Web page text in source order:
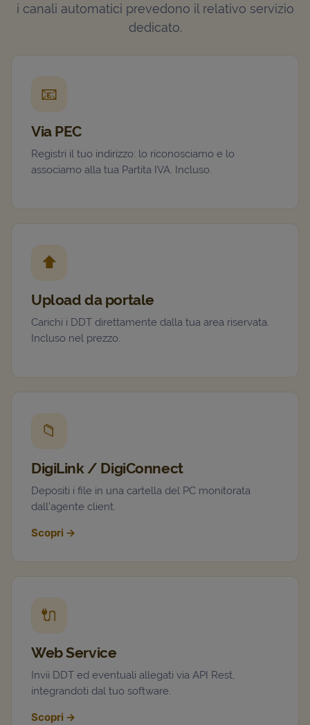
i canali automatici prevedono il relativo servizio
dedicato.
📧
Via PEC
Registri il tuo indirizzo: lo riconosciamo e lo
associamo alla tua Partita IVA. Incluso.
⬆️
Upload da portale
Carichi i DDT direttamente dalla tua area riservata.
Incluso nel prezzo.
📁
DigiLink / DigiConnect
Depositi i file in una cartella del PC monitorata
dall’agente client.
Scopri →
🔌
Web Service
Invii DDT ed eventuali allegati via API Rest,
integrandoti dal tuo software.
Scopri →